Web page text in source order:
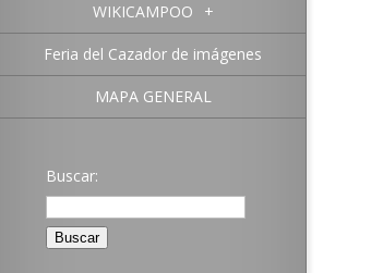
WIKICAMPOO +
Feria del Cazador de imágenes
MAPA GENERAL
Buscar: